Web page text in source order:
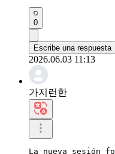
0
Escribe una respuesta
2026.06.03 11:13
가지런한
La nueva sesión